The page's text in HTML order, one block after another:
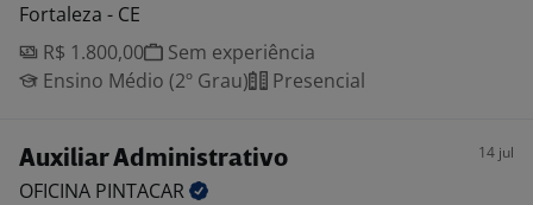
Fortaleza - CE
R$ 1.800,00
Sem experiência
Ensino Médio (2º Grau)
Presencial
Auxiliar Administrativo 14 jul
OFICINA PINTACAR